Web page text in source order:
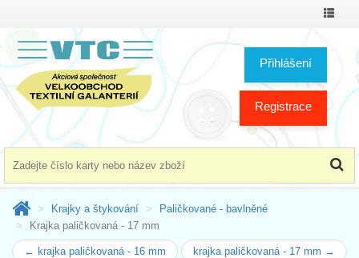
Přihlášení
Registrace
Krajky a štykování
Paličkované - bavlněné
Krajka paličkovaná - 17 mm
← krajka paličkovaná - 16 mm krajka paličkovaná - 17 mm →